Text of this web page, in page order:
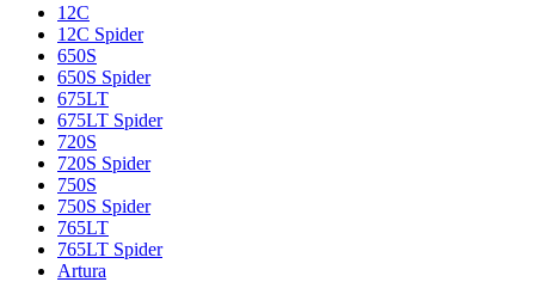
12C
12C Spider
650S
650S Spider
675LT
675LT Spider
720S
720S Spider
750S
750S Spider
765LT
765LT Spider
Artura